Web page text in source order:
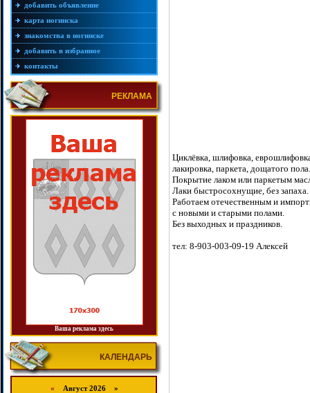
добавить объявление
карта ногинска
знакомства в ногинске
добавить в избранное
контакты
РЕКЛАМА
Ваша реклама здесь
КАЛЕНДАРЬ
« Август 2026 »
Циклёвка, шлифовка,
лакировка, паркета, дощатого пола.
Покрытие лаком или паркетым
Лаки быстросохнущие, без запаха.
Работаем отечественным и
с новыми и старыми полами.
Без выходных и праздников.
тел: 8-903-003-09-19 Алексей